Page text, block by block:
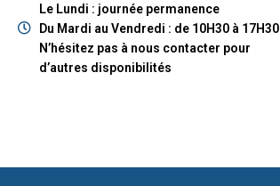
Le Lundi : journée permanence
Du Mardi au Vendredi : de 10H30 à 17H30
N’hésitez pas à nous contacter pour
d’autres disponibilités